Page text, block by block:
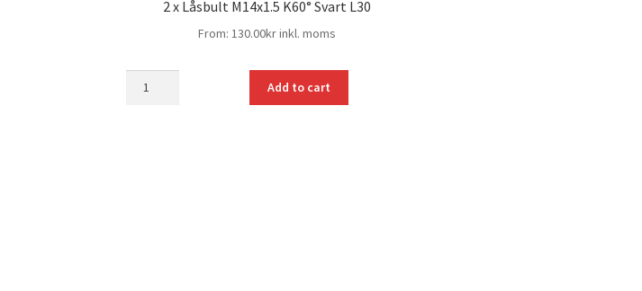
2 x Låsbult M14x1.5 K60° Svart L30
From: 130.00krinkl. moms
Add to cart